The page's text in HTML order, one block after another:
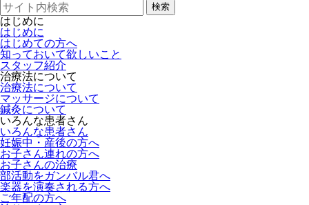
検索
はじめに
はじめに
はじめての方へ
知っておいて欲しいこと
スタッフ紹介
治療法について
治療法について
マッサージについて
鍼灸について
いろんな患者さん
いろんな患者さん
妊娠中・産後の方へ
お子さん連れの方へ
お子さんの治療
部活動をガンバル君へ
楽器を演奏される方へ
ご年配の方へ